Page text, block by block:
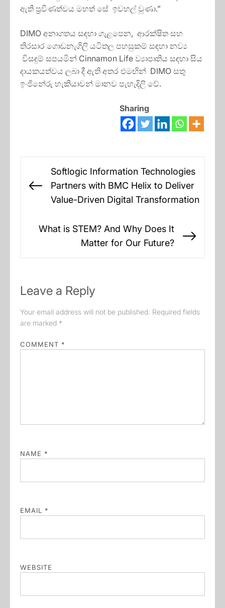
ඇති ප්‍රවීණත්වය මහත් සේ ඉවහල් වුණා.”
DIMO අනාගතය සඳහා ගැළපෙන, ආරක්ෂිත සහ
තිරසාර ගොඩනැගිලි යටිතල පහසුකම් සඳහා නව්‍ය
විසඳුම් සපයමින් Cinnamon Life ව්‍යාපෘතිය සඳහා සිය
දායකයත්වය ලබා දී ඇති අතර එමඟින් DIMO සතු
ඉංජිනේරු හැකියාවන් මානව පැහැදිලි වේ.
Sharing
navigation
Previous
Softlogic Information Technologies
Partners with BMC Helix to Deliver
Value-Driven Digital Transformation
What is STEM? And Why Does It
Matter for Our Future?
Leave a Reply
Your email address will not be published. Required fields
are marked *
COMMENT *
NAME *
EMAIL *
WEBSITE